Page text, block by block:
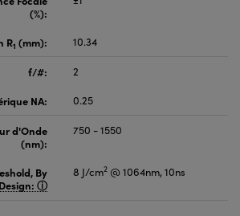
(%):
R1 (mm): 10.34
f/#:
2
NA:
0.25
d'Onde
(nm):
750 - 1550
By
Design:
8 J/cm2 @ 1064nm, 10ns